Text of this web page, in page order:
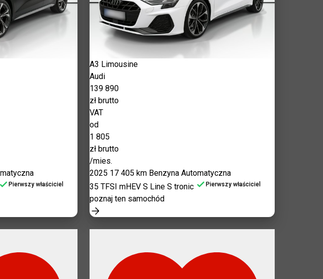
Pierwszy właściciel
A3 Limousine
Audi
139 890
zł brutto
VAT
od
1 805
zł brutto
/mies.
2025 17 405 km Benzyna Automatyczna
35 TFSI mHEV S Line S tronic
Pierwszy właściciel
poznaj ten samochód